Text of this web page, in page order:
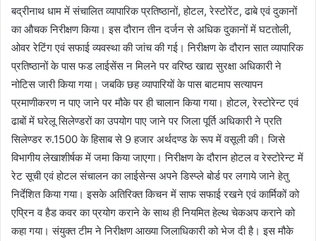
बद्रीनाथ धाम में संचालित व्यापारिक प्रतिष्ठानों, होटल, रेस्टोरेंट, ढाबे एवं दुकानों
का औचक निरीक्षण किया। इस दौरान तीन दर्जन से अधिक दुकानों में घटतोली,
ओवर रेटिंग एवं सफाई व्यवस्था की जांच की गई। निरीक्षण के दौरान सात व्यापारिक
प्रतिष्ठानों के पास फड लाईसेंस न मिलने पर वरिष्ठ खाद्य सुरक्षा अधिकारी ने
नोटिस जारी किया गया। जबकि छह व्यापारियों के पास बाटमाप सत्यापन
प्रमाणीकरण न पाए जाने पर मौके पर ही चालान किया गया। होटल, रेस्टोरेन्ट एवं
ढाबों में घरेलू सिलेण्डरों का उपयोग पाए जाने पर जिला पूर्ति अधिकारी ने प्रति
सिलेण्डर रु.1500 के हिसाब से 9 हजार अर्थदण्ड के रूप में वसूली की। जिसे
विभागीय लेखाशीर्षक में जमा किया जाएगा। निरीक्षण के दौरान होटल व रेस्टोरेन्ट में
रेट सूची एवं होटल संचालन का लाईसेन्स अपने डिस्प्ले बोर्ड पर लगाये जाने हेतु
निर्देशित किया गया। इसके अतिरिक्त किचन में साफ सफाई रखने एवं कार्मिकों को
एप्रिन व हैड कवर का प्रयोग कराने के साथ ही नियमित हेल्थ चेकअप कराने को
कहा गया। संयुक्त टीम ने निरीक्षण आख्या जिलाधिकारी को भेज दी है। इस मौके